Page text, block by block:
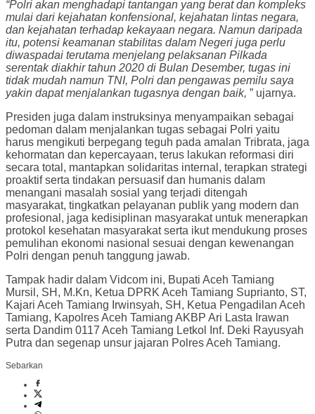
“Polri akan menghadapi tantangan yang berat dan kompleks
mulai dari kejahatan konfensional, kejahatan lintas negara,
dan kejahatan terhadap kekayaan negara. Namun daripada
itu, potensi keamanan stabilitas dalam Negeri juga perlu
diwaspadai terutama menjelang pelaksanan Pilkada
serentak diakhir tahun 2020 di Bulan Desember, tugas ini
tidak mudah namun TNI, Polri dan pengawas pemilu saya
yakin dapat menjalankan tugasnya dengan baik, ” ujarnya.
Presiden juga dalam instruksinya menyampaikan sebagai
pedoman dalam menjalankan tugas sebagai Polri yaitu
harus mengikuti berpegang teguh pada amalan Tribrata, jaga
kehormatan dan kepercayaan, terus lakukan reformasi diri
secara total, mantapkan solidaritas internal, terapkan strategi
proaktif serta tindakan persuasif dan humanis dalam
menangani masalah sosial yang terjadi ditengah
masyarakat, tingkatkan pelayanan publik yang modern dan
profesional, jaga kedisiplinan masyarakat untuk menerapkan
protokol kesehatan masyarakat serta ikut mendukung proses
pemulihan ekonomi nasional sesuai dengan kewenangan
Polri dengan penuh tanggung jawab.
Tampak hadir dalam Vidcom ini, Bupati Aceh Tamiang
Mursil, SH, M.Kn, Ketua DPRK Aceh Tamiang Suprianto, ST,
Kajari Aceh Tamiang Irwinsyah, SH, Ketua Pengadilan Aceh
Tamiang, Kapolres Aceh Tamiang AKBP Ari Lasta Irawan
serta Dandim 0117 Aceh Tamiang Letkol Inf. Deki Rayusyah
Putra dan segenap unsur jajaran Polres Aceh Tamiang.
Sebarkan